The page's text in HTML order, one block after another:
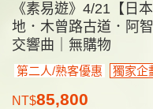
《素易遊》4/21【日
地．木曾路古道．阿
交響曲｜無購物
第二人/熟客優惠 獨家企
NT$85,800